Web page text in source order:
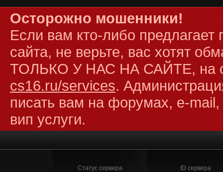
Осторожно мошенники!
Если вам кто-либо
сайта, не верьте, вас хотят
ТОЛЬКО У НАС НА САЙТЕ, на
cs16.ru/services.
писать вам на форумах, e-mail,
вип услуги.
Статус сервера
ID сервера